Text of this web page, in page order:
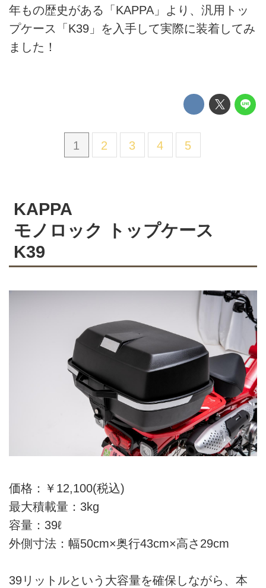
年もの歴史がある「KAPPA」より、汎用トッ
プケース「K39」を入手して実際に装着してみ
ました！
1 2 3 4 5
KAPPA
モノロック トップケース
K39
価格：￥12,100(税込)
最大積載量：3kg
容量：39ℓ
外側寸法：幅50cm×奥行43cm×高さ29cm
39リットルという大容量を確保しながら、本